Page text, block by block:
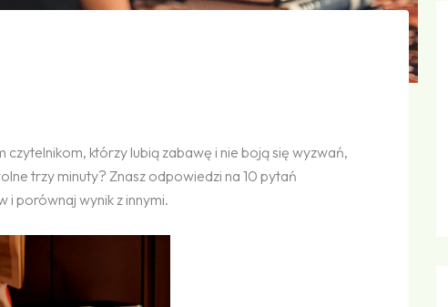
którzy lubią zabawę i nie boją się wyzwań,
trzy minuty? Znasz odpowiedzi na 10 pytań
i porównaj wynik z innymi.